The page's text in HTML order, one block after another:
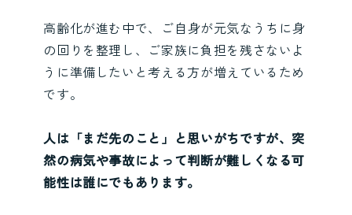
高齢化が進む中で、ご自身が元気なうちに身
の回りを整理し、ご家族に負担を残さないよ
うに準備したいと考える方が増えているため
です。
人は「まだ先のこと」と思いがちですが、突
然の病気や事故によって判断が難しくなる可
能性は誰にでもあります。